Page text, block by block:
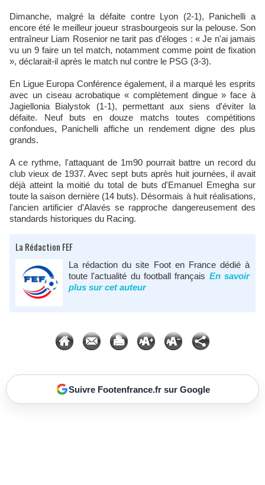
Dimanche, malgré la défaite contre Lyon (2-1), Panichelli a
encore été le meilleur joueur strasbourgeois sur la pelouse. Son
entraîneur Liam Rosenior ne tarit pas d'éloges : « Je n'ai jamais
vu un 9 faire un tel match, notamment comme point de fixation
», déclarait-il après le match nul contre le PSG (3-3).​
En Ligue Europa Conférence également, il a marqué les esprits
avec un ciseau acrobatique « complètement dingue » face à
Jagiellonia Bialystok (1-1), permettant aux siens d'éviter la
défaite. Neuf buts en douze matchs toutes compétitions
confondues, Panichelli affiche un rendement digne des plus
grands.​
A ce rythme, l'attaquant de 1m90 pourrait battre un record du
club vieux de 1937. Avec sept buts après huit journées, il avait
déjà atteint la moitié du total de buts d'Emanuel Emegha sur
toute la saison dernière (14 buts). Désormais à huit réalisations,
l'ancien artificier d'Alavés se rapproche dangereusement des
standards historiques du Racing.​
La Rédaction FEF
La rédaction du site Foot en France dédié à
toute l'actualité du football français En savoir
plus sur cet auteur
Suivre Footenfrance.fr sur Google